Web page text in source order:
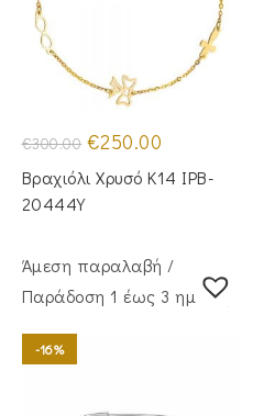
€300.00 Original
price
was:
€300.00.
€250.00
τιμή
είναι:
Βραχιόλι Χρυσό Κ14 IPB-
20444Y
Άμεση παραλαβή /
Παράδoση 1 έως 3 ημέρες
-16%